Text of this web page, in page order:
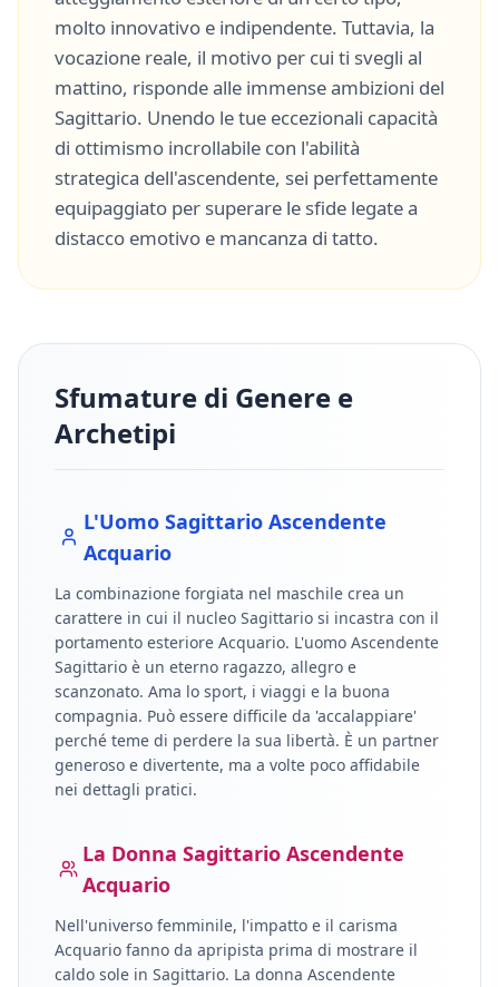
molto innovativo e indipendente. Tuttavia, la
vocazione reale, il motivo per cui ti svegli al
mattino, risponde alle immense ambizioni del
Sagittario. Unendo le tue eccezionali capacità
di ottimismo incrollabile con l'abilità
strategica dell'ascendente, sei perfettamente
equipaggiato per superare le sfide legate a
distacco emotivo e mancanza di tatto.
Sfumature di Genere e
Archetipi
L'UomoSagittario Ascendente
Acquario
La combinazione forgiata nel maschile crea un
carattere in cui il nucleo Sagittario si incastra con il
portamento esteriore Acquario. L'uomo Ascendente
Sagittario è un eterno ragazzo, allegro e
scanzonato. Ama lo sport, i viaggi e la buona
compagnia. Può essere difficile da 'accalappiare'
perché teme di perdere la sua libertà. È un partner
generoso e divertente, ma a volte poco affidabile
nei dettagli pratici.
La DonnaSagittario Ascendente
Acquario
Nell'universo femminile, l'impatto e il carisma
Acquario fanno da apripista prima di mostrare il
caldo sole in Sagittario. La donna Ascendente